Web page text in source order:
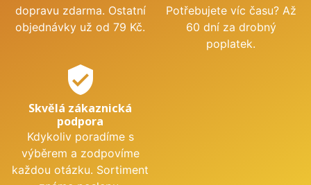
dopravu zdarma. Ostatní
objednávky už od 79 Kč.
Potřebujete víc času? Až
60 dní za drobný
poplatek.
verified_user
Skvělá zákaznická
podpora
Kdykoliv poradíme s
výběrem a zodpovíme
každou otázku. Sortiment